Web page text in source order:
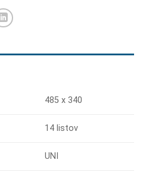
485 x 340
14 listov
UNI